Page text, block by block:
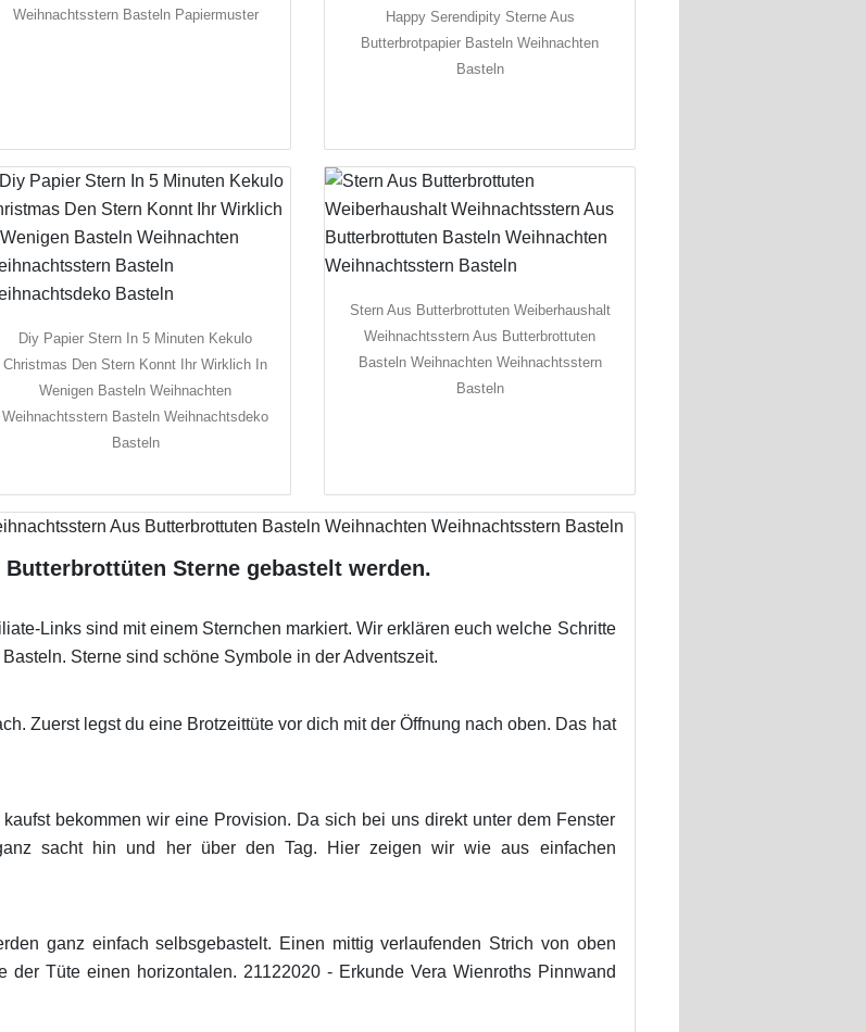
Weihnachtsstern Basteln Papiermuster
Happy Serendipity Sterne Aus
Butterbrotpapier Basteln Weihnachten
Basteln
Diy Papier Stern In 5 Minuten Kekulo
Christmas Den Stern Konnt Ihr Wirklich In
Wenigen Basteln Weihnachten
Weihnachtsstern Basteln Weihnachtsdeko
Basteln
Stern Aus Butterbrottuten Weiberhaushalt
Weihnachtsstern Aus Butterbrottuten
Basteln Weihnachten Weihnachtsstern
Basteln
Sterne gebastelt werden.
Links sind mit einem Sternchen markiert. Wir erklären euch welche Schritte
Sterne sind schöne Symbole in der Adventszeit.
Zuerst legst du eine Brotzeittüte vor dich mit der Öffnung nach oben. Das hat
bekommen wir eine Provision. Da sich bei uns direkt unter dem Fenster
sacht hin und her über den Tag. Hier zeigen wir wie aus einfachen
ganz einfach selbsgebastelt. Einen mittig verlaufenden Strich von oben
der Tüte einen horizontalen. 21122020 - Erkunde Vera Wienroths Pinnwand